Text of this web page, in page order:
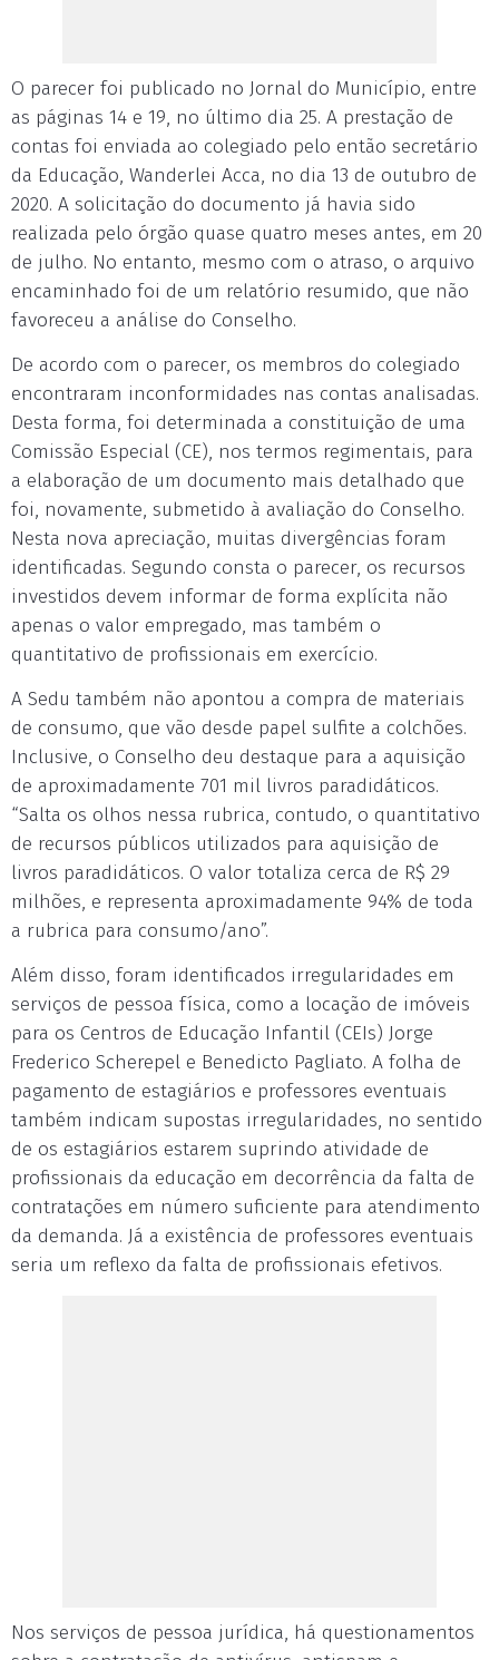
O parecer foi publicado no Jornal do Município, entre
as páginas 14 e 19, no último dia 25. A prestação de
contas foi enviada ao colegiado pelo então secretário
da Educação, Wanderlei Acca, no dia 13 de outubro de
2020. A solicitação do documento já havia sido
realizada pelo órgão quase quatro meses antes, em 20
de julho. No entanto, mesmo com o atraso, o arquivo
encaminhado foi de um relatório resumido, que não
favoreceu a análise do Conselho.
De acordo com o parecer, os membros do colegiado
encontraram inconformidades nas contas analisadas.
Desta forma, foi determinada a constituição de uma
Comissão Especial (CE), nos termos regimentais, para
a elaboração de um documento mais detalhado que
foi, novamente, submetido à avaliação do Conselho.
Nesta nova apreciação, muitas divergências foram
identificadas. Segundo consta o parecer, os recursos
investidos devem informar de forma explícita não
apenas o valor empregado, mas também o
quantitativo de profissionais em exercício.
A Sedu também não apontou a compra de materiais
de consumo, que vão desde papel sulfite a colchões.
Inclusive, o Conselho deu destaque para a aquisição
de aproximadamente 701 mil livros paradidáticos.
“Salta os olhos nessa rubrica, contudo, o quantitativo
de recursos públicos utilizados para aquisição de
livros paradidáticos. O valor totaliza cerca de R$ 29
milhões, e representa aproximadamente 94% de toda
a rubrica para consumo/ano”.
Além disso, foram identificados irregularidades em
serviços de pessoa física, como a locação de imóveis
para os Centros de Educação Infantil (CEIs) Jorge
Frederico Scherepel e Benedicto Pagliato. A folha de
pagamento de estagiários e professores eventuais
também indicam supostas irregularidades, no sentido
de os estagiários estarem suprindo atividade de
profissionais da educação em decorrência da falta de
contratações em número suficiente para atendimento
da demanda. Já a existência de professores eventuais
seria um reflexo da falta de profissionais efetivos.
Nos serviços de pessoa jurídica, há questionamentos